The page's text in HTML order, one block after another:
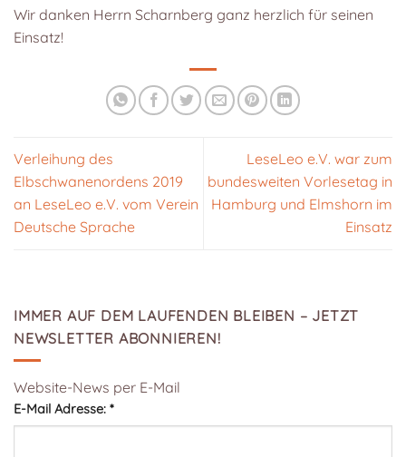
Wir danken Herrn Scharnberg ganz herzlich für seinen
Einsatz!
Verleihung des
Elbschwanenordens 2019
an LeseLeo e.V. vom Verein
Deutsche Sprache
LeseLeo e.V. war zum
bundesweiten Vorlesetag in
Hamburg und Elmshorn im
Einsatz
IMMER AUF DEM LAUFENDEN BLEIBEN – JETZT
NEWSLETTER ABONNIEREN!
Website-News per E-Mail
E-Mail Adresse: *